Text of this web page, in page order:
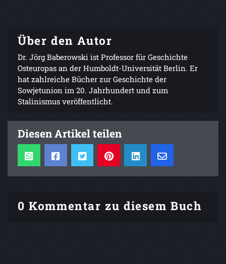
Über den Autor
Dr. Jörg Baberowski ist Professor für Geschichte
Osteuropas an der Humboldt-Universität Berlin. Er
hat zahlreiche Bücher zur Geschichte der
Sowjetunion im 20. Jahrhundert und zum
Stalinismus veröffentlicht.
Diesen Artikel teilen
0 Kommentar zu diesem Buch